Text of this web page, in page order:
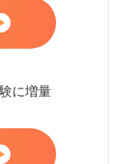
に増量